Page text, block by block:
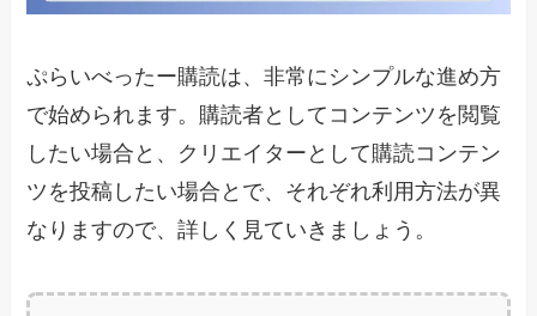
ぷらいべったー購読は、非常にシンプルな進め方
で始められます。購読者としてコンテンツを閲覧
したい場合と、クリエイターとして購読コンテン
ツを投稿したい場合とで、それぞれ利用方法が異
なりますので、詳しく見ていきましょう。